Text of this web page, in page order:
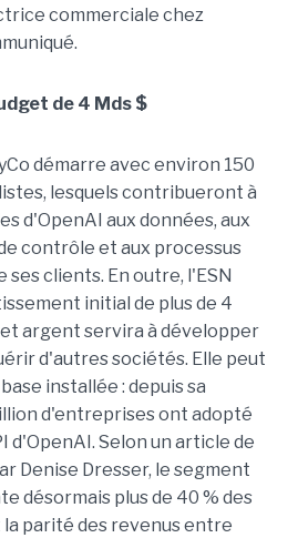
commerciale chez
de 4 Mds $
démarre avec environ 150
lesquels contribueront à
d'OpenAI aux données, aux
contrôle et aux processus
clients. En outre, l'ESN
initial de plus de 4
argent servira à développer
d'autres sociétés. Elle peut
installée : depuis sa
d'entreprises ont adopté
d'OpenAI. Selon un article de
Denise Dresser, le segment
désormais plus de 40 % des
parité des revenus entre